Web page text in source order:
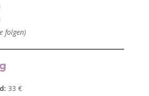
folgen)
33 €